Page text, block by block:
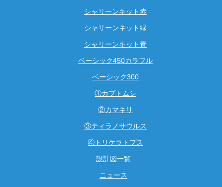
シャリーンキット赤
シャリーンキット緑
シャリーンキット青
ベーシック450カラフル
ベーシック300
①カブトムシ
②カマキリ
③ティラノサウルス
④トリケラトプス
設計図一覧
ニュース